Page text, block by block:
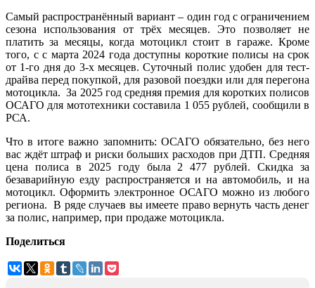
Самый распространённый вариант – один год с ограничением
сезона использования от трёх месяцев. Это позволяет не
платить за месяцы, когда мотоцикл стоит в гараже. Кроме
того, с с марта 2024 года доступны короткие полисы на срок
от 1-го дня до 3-х месяцев. Суточный полис удобен для тест-
драйва перед покупкой, для разовой поездки или для перегона
мотоцикла. За 2025 год средняя премия для коротких полисов
ОСАГО для мототехники составила 1 055 рублей, сообщили в
РСА.
Что в итоге важно запомнить: ОСАГО обязательно, без него
вас ждёт штраф и риски больших расходов при ДТП. Средняя
цена полиса в 2025 году была 2 477 рублей. Скидка за
безаварийную езду распространяется и на автомобиль, и на
мотоцикл. Оформить электронное ОСАГО можно из любого
региона. В ряде случаев вы имеете право вернуть часть денег
за полис, например, при продаже мотоцикла.
Поделиться